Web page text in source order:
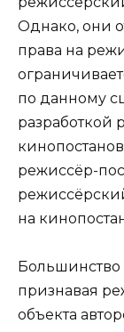
Однако, они
права на
по данному
разработкой
режиссёр-
на
признавая
объекта